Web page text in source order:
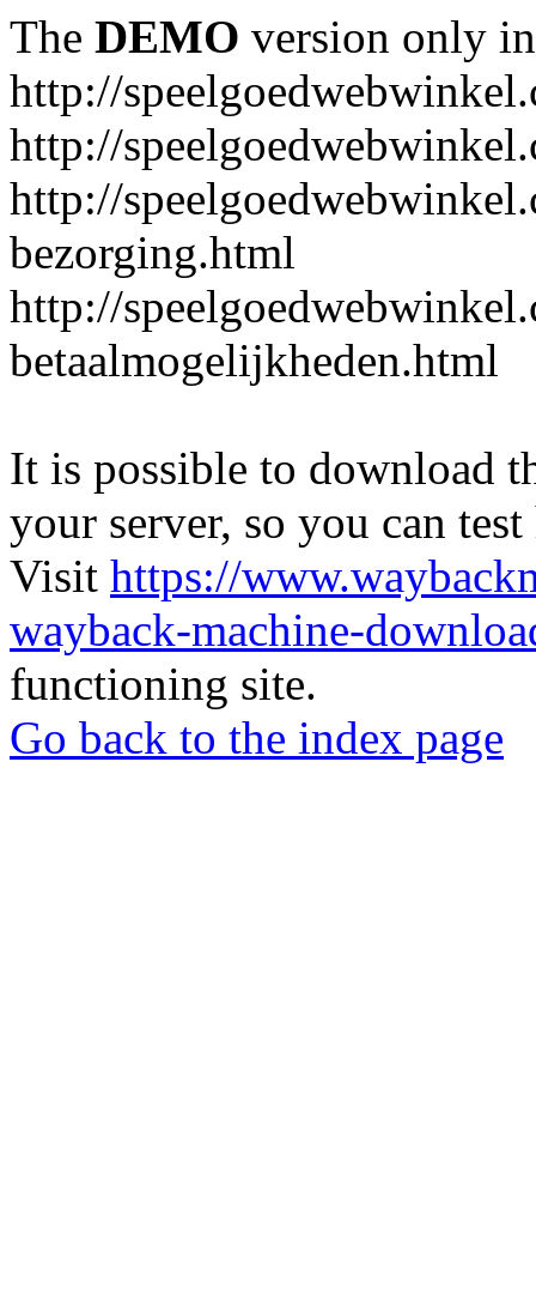
The DEMO version only
http://
http://
http://
bezorging.html
http://
betaalmogelijkheden.html
It is possible to download
your server, so you can
Visit https://
wayback-machine-
functioning site.
Go back to the index page